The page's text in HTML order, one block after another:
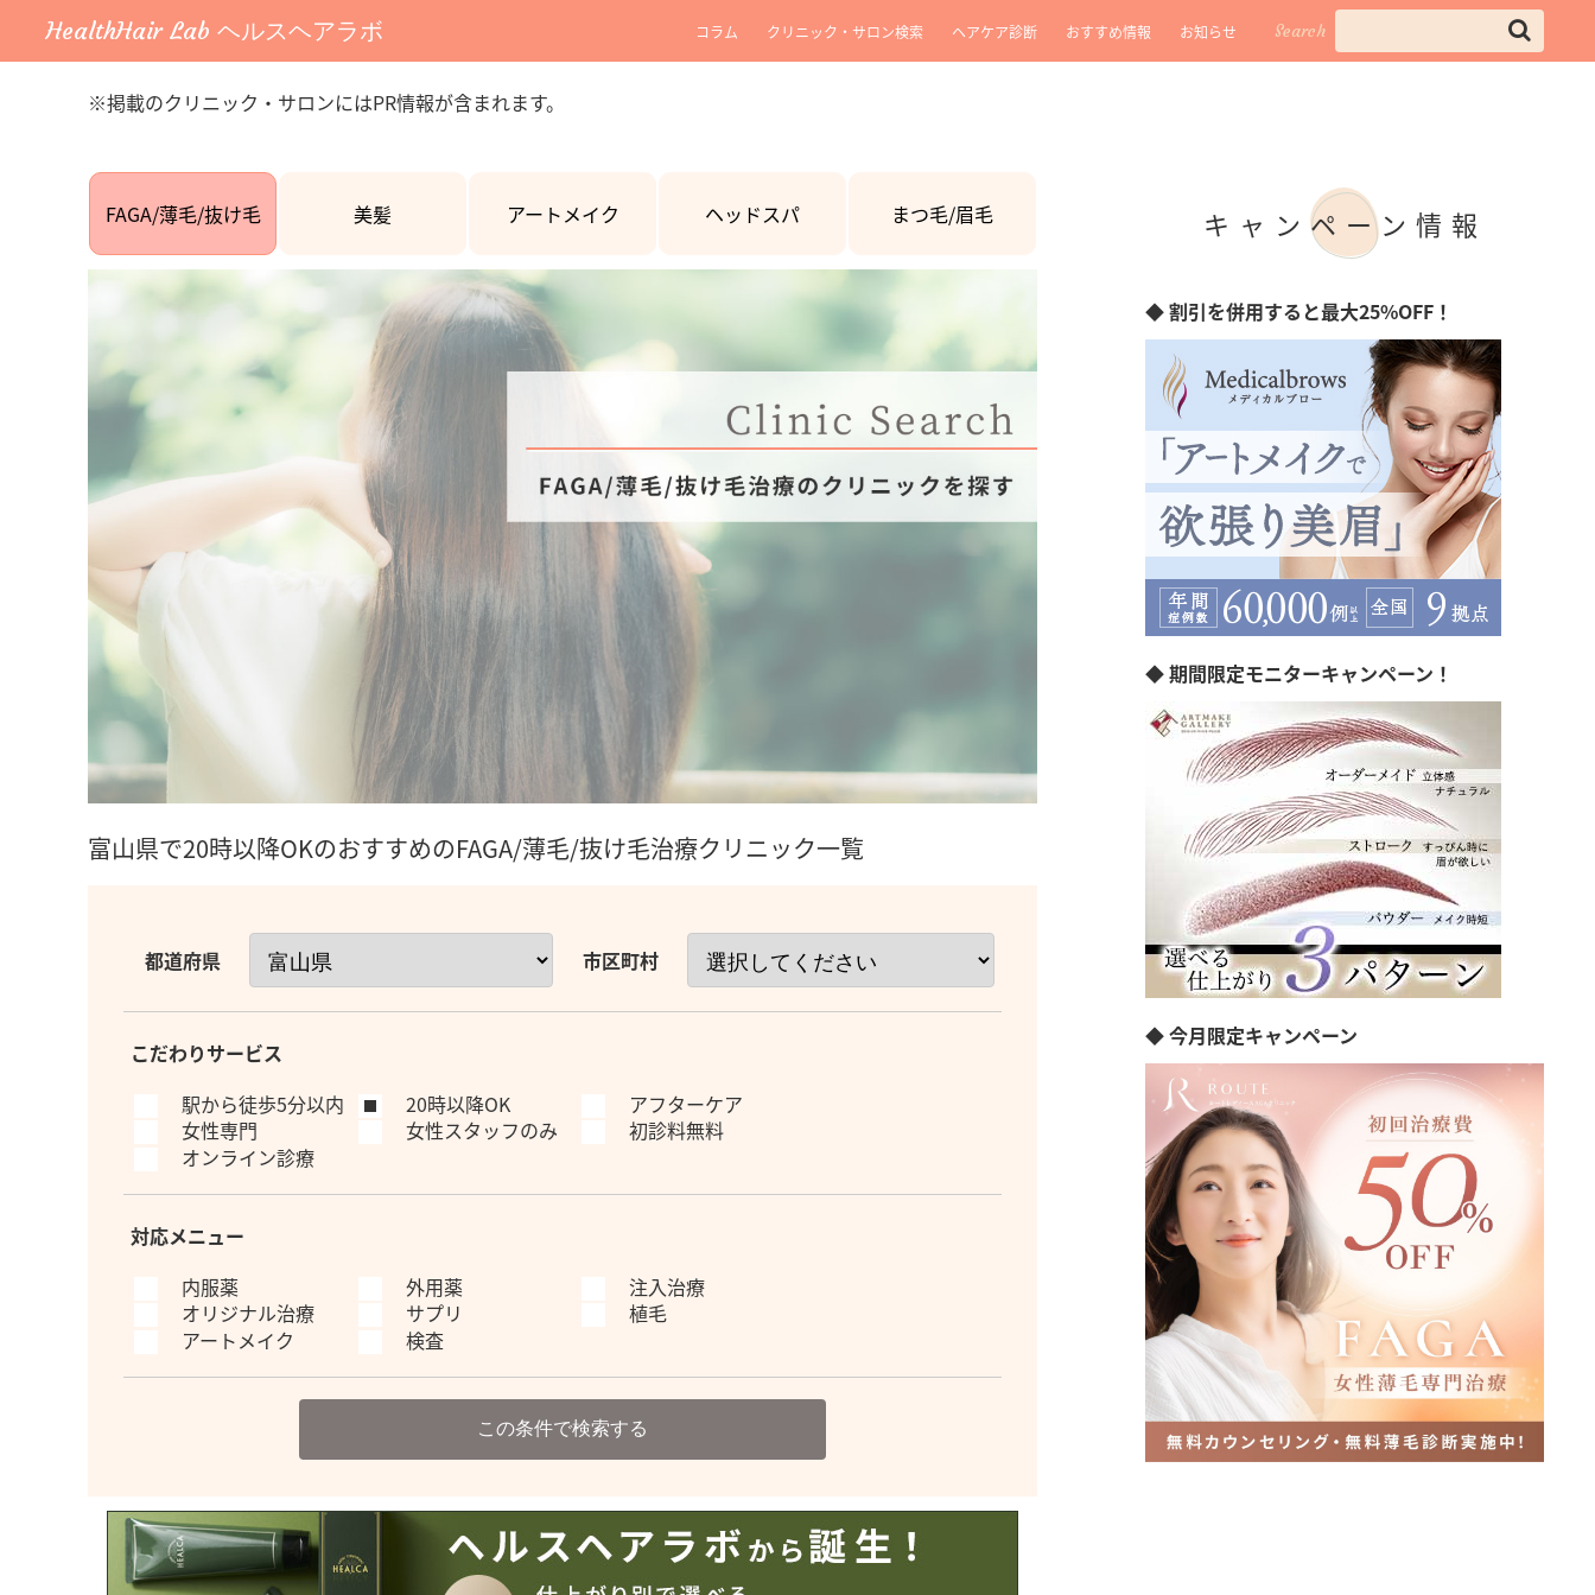
HealthHair Lab ヘルスヘアラボ コラム クリニック・サロン検索 ヘアケア診断 おすすめ情報 お知らせ Search
※掲載のクリニック・サロンにはPR情報が含まれます。
FAGA/薄毛/抜け毛 美髪 アートメイク ヘッドスパ まつ毛/眉毛
富山県で20時以降OKのおすすめのFAGA/薄毛/抜け毛治療クリニック一覧
都道府県 市区町村
こだわりサービス
駅から徒歩5分以内
20時以降OK
アフターケア
女性専門
女性スタッフのみ
初診料無料
オンライン診療
対応メニュー
内服薬
外用薬
注入治療
オリジナル治療
サプリ
植毛
アートメイク
検査
この条件で検索する
キャンペーン情報
◆ 割引を併用すると最大25%OFF！
◆ 期間限定モニターキャンペーン！
◆ 今月限定キャンペーン